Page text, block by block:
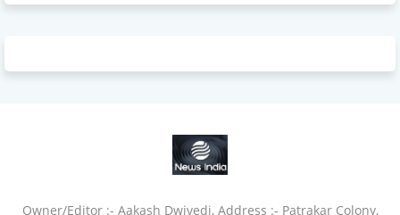
Owner/Editor :- Aakash Dwivedi, Address :- Patrakar Colony,